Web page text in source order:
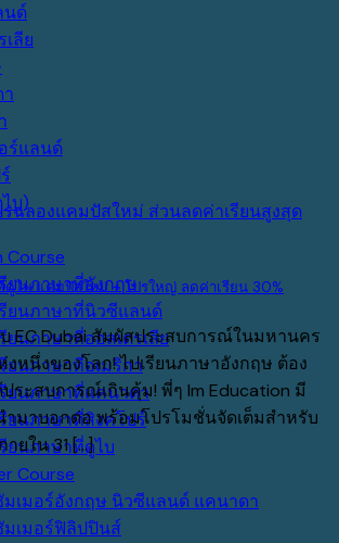
นด์
เลีย
ร์แลนด์
ไบ)
Course
ยนภาษาที่อังกฤษ
รียนภาษาที่นิวซีแลนด์
ยนภาษาที่ออสเตรเลีย
ยนภาษาที่อเมริกา
รียนภาษาที่แคนาดา
ยนภาษาที่สิงคโปร์
ยนภาษาที่ดูไบ
Course
เมอร์อังกฤษ นิวซีแลนด์ แคนาดา
เมอร์ฟิลิปปินส์
ดูไบ แคมปัสใหม่ + โปรใหญ่ ลดค่าเรียน 30%
EC Dubai สัมผัสประสบการณ์ในมหานคร
หนึ่งของโลก! ไปเรียนภาษาอังกฤษ ต้อง
ระสบการณ์เกินคุ้ม! พี่ๆ Im Education มี
ำมาบอกต่อ พร้อมโปรโมชั่นจัดเต็มสำหรับ
ยใน 31 [...]